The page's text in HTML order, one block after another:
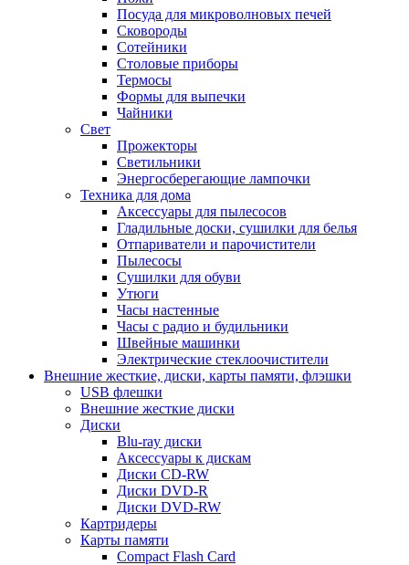
Посуда для микроволновых печей
Сковороды
Сотейники
Столовые приборы
Термосы
Формы для выпечки
Чайники
Свет
Прожекторы
Светильники
Энергосберегающие лампочки
Техника для дома
Аксессуары для пылесосов
Гладильные доски, сушилки для белья
Отпариватели и парочистители
Пылесосы
Сушилки для обуви
Утюги
Часы настенные
Часы с радио и будильники
Швейные машинки
Электрические стеклоочистители
Внешние жесткие, диски, карты памяти, флэшки
USB флешки
Внешние жесткие диски
Диски
Blu-ray диски
Аксессуары к дискам
Диски CD-RW
Диски DVD-R
Диски DVD-RW
Картридеры
Карты памяти
Compact Flash Card